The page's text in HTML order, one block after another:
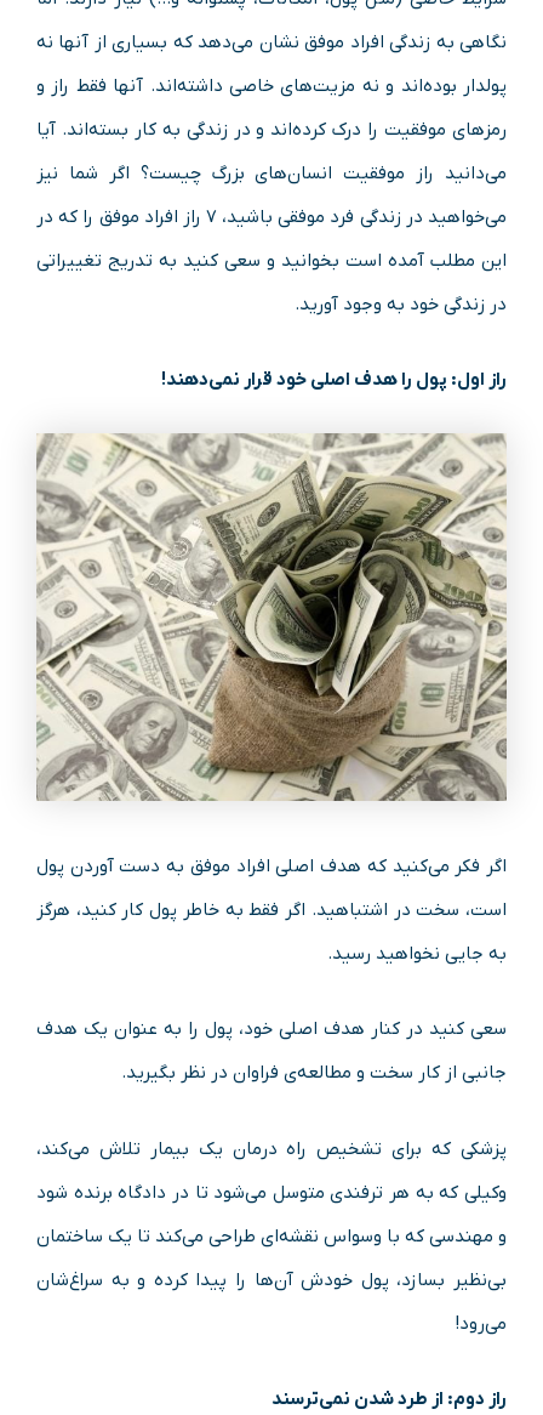
نگاهی به زندگی افراد موفق نشان می‌دهد که بسیاری از آنها نه
پولدار بوده‌اند و نه مزیت‌های خاصی داشته‌اند. آنها فقط راز و
رمزهای موفقیت را درک کرده‌اند و در زندگی به کار بسته‌اند. آیا
می‌دانید راز موفقیت انسان‌های بزرگ چیست؟ اگر شما نیز
می‌خواهید در زندگی فرد موفقی باشید، ۷ راز افراد موفق را که در
این مطلب آمده است بخوانید و سعی کنید به تدریج تغییراتی
در زندگی خود به وجود آورید.
راز اول: پول را هدف اصلی خود قرار نمی‌دهند!
اگر فکر می‌کنید که هدف اصلی افراد موفق به دست آوردن پول
است، سخت در اشتباهید. اگر فقط به خاطر پول کار کنید، هرگز
به جایی نخواهید رسید.
سعی کنید در کنار هدف اصلی خود، پول را به عنوان یک هدف
جانبی از کار سخت و مطالعه‌ی فراوان در نظر بگیرید.
پزشکی که برای تشخیص راه درمان یک بیمار تلاش می‌کند،
وکیلی که به هر ترفندی متوسل می‌شود تا در دادگاه برنده شود
و مهندسی که با وسواس نقشه‌ای طراحی می‌کند تا یک ساختمان
بی‌نظیر بسازد، پول خودش آن‌ها را پیدا کرده و به سراغ‌شان
می‌رود!
راز دوم: از طرد شدن نمی‌ترسند